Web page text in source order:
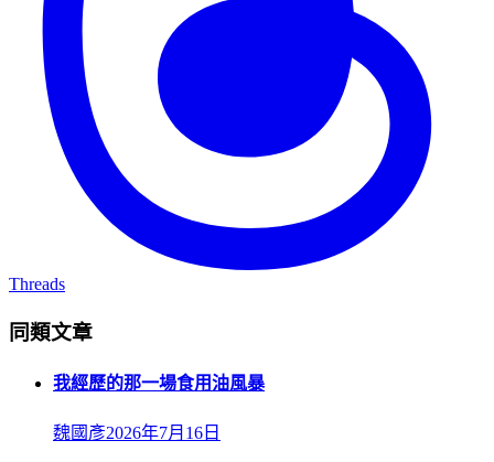
Threads
同類文章
我經歷的那一場食用油風暴
魏國彥2026年7月16日